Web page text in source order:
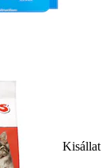
Kisállat